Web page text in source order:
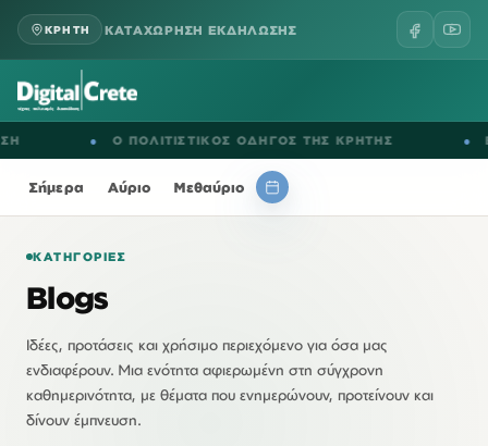
ΚΡΗΤΗ ΚΑΤΑΧΩΡΗΣΗ ΕΚΔΗΛΩΣΗΣ
Ο ΠΟΛΙΤΙΣΤΙΚΟΣ ΟΔΗΓΟΣ ΤΗΣ ΚΡΗΤΗΣ
Σήμερα Αύριο Μεθαύριο
ΚΑΤΗΓΟΡΊΕΣ
Blogs
Ιδέες, προτάσεις και χρήσιμο περιεχόμενο για όσα μας
ενδιαφέρουν. Μια ενότητα αφιερωμένη στη σύγχρονη
καθημερινότητα, με θέματα που ενημερώνουν, προτείνουν και
δίνουν έμπνευση.